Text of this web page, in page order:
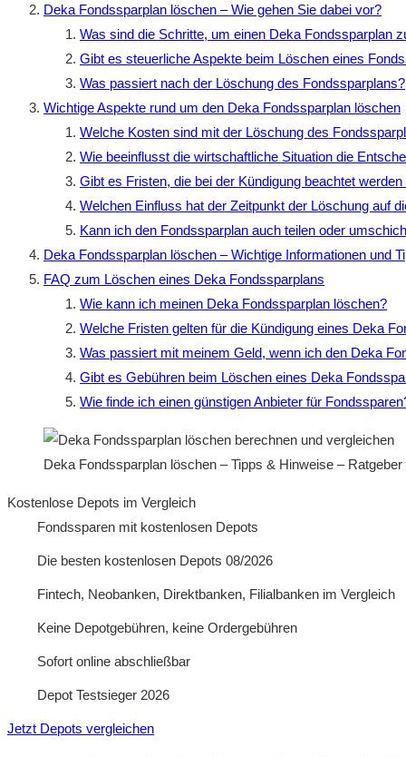
Deka Fondssparplan löschen – Wie gehen Sie dabei vor?
Was sind die Schritte, um einen Deka Fondssparplan
Gibt es steuerliche Aspekte beim Löschen eines
Was passiert nach der Löschung des Fondssparplans?
Wichtige Aspekte rund um den Deka Fondssparplan löschen
Welche Kosten sind mit der Löschung des
Wie beeinflusst die wirtschaftliche Situation die
Gibt es Fristen, die bei der Kündigung beachtet
Welchen Einfluss hat der Zeitpunkt der Löschung auf
Kann ich den Fondssparplan auch teilen oder
Deka Fondssparplan löschen – Wichtige Informationen und
FAQ zum Löschen eines Deka Fondssparplans
Wie kann ich meinen Deka Fondssparplan löschen?
Welche Fristen gelten für die Kündigung eines Deka
Was passiert mit meinem Geld, wenn ich den Deka
Gibt es Gebühren beim Löschen eines Deka
Wie finde ich einen günstigen Anbieter für
Deka Fondssparplan löschen – Tipps & Hinweise –
Kostenlose Depots im Vergleich
Fondssparen mit kostenlosen Depots
Die besten kostenlosen Depots 08/2026
Fintech, Neobanken, Direktbanken, Filialbanken im Vergleich
Keine Depotgebühren, keine Ordergebühren
Sofort online abschließbar
Depot Testsieger 2026
Jetzt Depots vergleichen